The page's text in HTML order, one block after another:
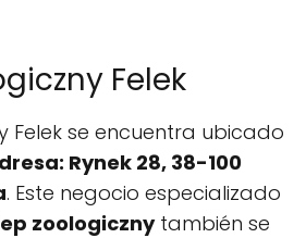
Felek
Felek se encuentra ubicado
Rynek 28, 38-100
. Este negocio especializado
zoologicznytambién se